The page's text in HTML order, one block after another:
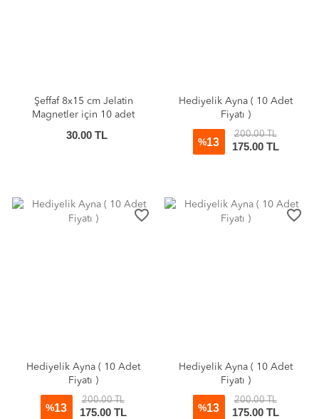
Şeffaf 8x15 cm Jelatin
Magnetler için 10 adet
30.00 TL
Hediyelik Ayna ( 10 Adet
Fiyatı )
%13
200.00 TL
175.00 TL
favorite_border
Hediyelik Ayna ( 10 Adet
Fiyatı )
%13
200.00 TL
175.00 TL
favorite_border
Hediyelik Ayna ( 10 Adet
Fiyatı )
%13
200.00 TL
175.00 TL